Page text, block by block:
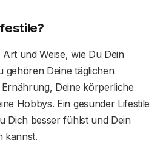
und Weise, wie Du Dein
gehören Deine täglichen
Deine körperliche
Hobbys. Ein gesunder Lifestile
Dich besser fühlst und Dein
kannst.